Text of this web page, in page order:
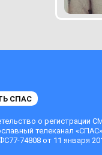
СПАС
о регистрации
телеканал
74808 от 11 января